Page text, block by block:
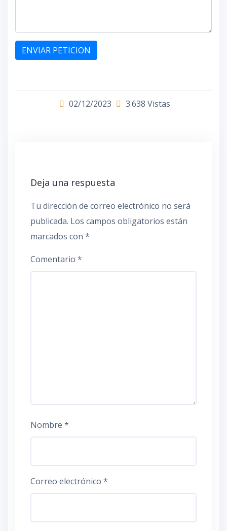
ENVIAR PETICION
02/12/2023 3.638 Vistas
Deja una respuesta
Tu dirección de correo electrónico no será
publicada. Los campos obligatorios están
marcados con *
Comentario *
Nombre *
Correo electrónico *